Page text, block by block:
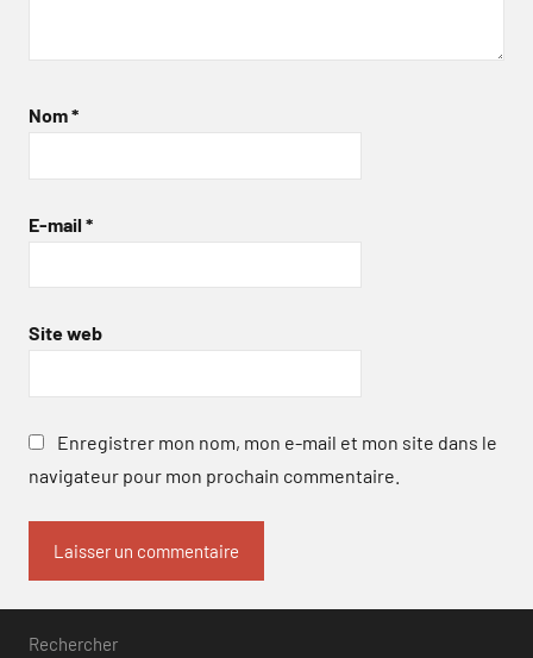
Nom*
E-mail *
Site web
Enregistrer mon nom, mon e-mail et mon site dans le
navigateur pour mon prochain commentaire.
Rechercher